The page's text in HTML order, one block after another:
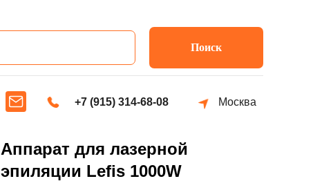
Поиск
Москва
+7 (915) 314-68-08
Аппарат для лазерной
эпиляции Lefis 1000W